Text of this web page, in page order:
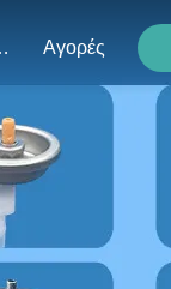
Μας Αγορές